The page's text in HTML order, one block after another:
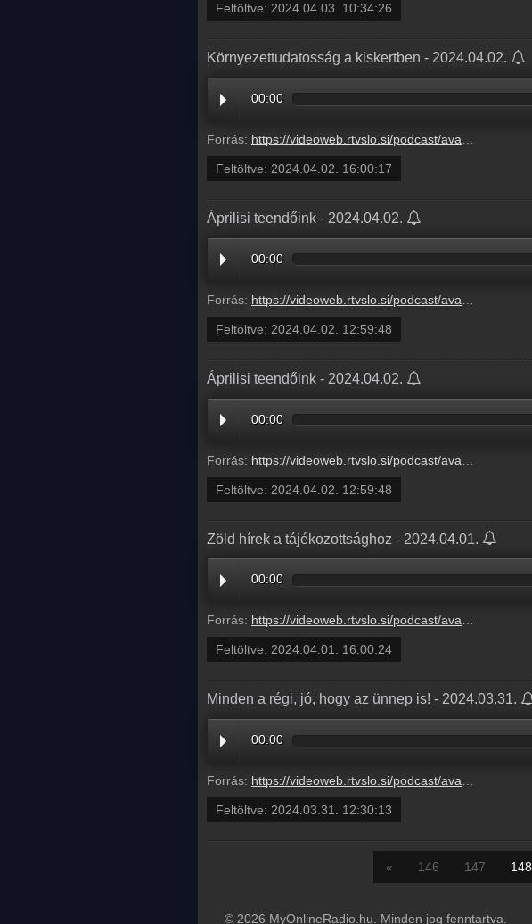
Feltöltve: 2024.04.03. 10:34:26
Környezettudatosság a kiskertben - 2024.04.02.
00:00
Forrás: https://videoweb.rtvslo.si/podcast/ava_archive11/2024/04/02/Krnyeze203103.mp3
Feltöltve: 2024.04.02. 16:00:17
Áprilisi teendőink - 2024.04.02.
00:00
Forrás: https://videoweb.rtvslo.si/podcast/ava_archive11/2024/04/02/prilisi203117.mp3
Feltöltve: 2024.04.02. 12:59:48
Áprilisi teendőink - 2024.04.02.
00:00
Forrás: https://videoweb.rtvslo.si/podcast/ava_archive11/2024/04/02/prilisi203117.mp3
Feltöltve: 2024.04.02. 12:59:48
Zöld hírek a tájékozottsághoz - 2024.04.01.
00:00
Forrás: https://videoweb.rtvslo.si/podcast/ava_archive11/2024/04/01/Zldhr202997.mp3
Feltöltve: 2024.04.01. 16:00:24
Minden a régi, jó, hogy az ünnep is! - 2024.03.31.
00:00
Forrás: https://videoweb.rtvslo.si/podcast/ava_archive11/2024/04/01/Mindena202989.mp3
Feltöltve: 2024.03.31. 12:30:13
« 146 147 148
© 2026 MyOnlineRadio.hu. Minden jog fenntartva.